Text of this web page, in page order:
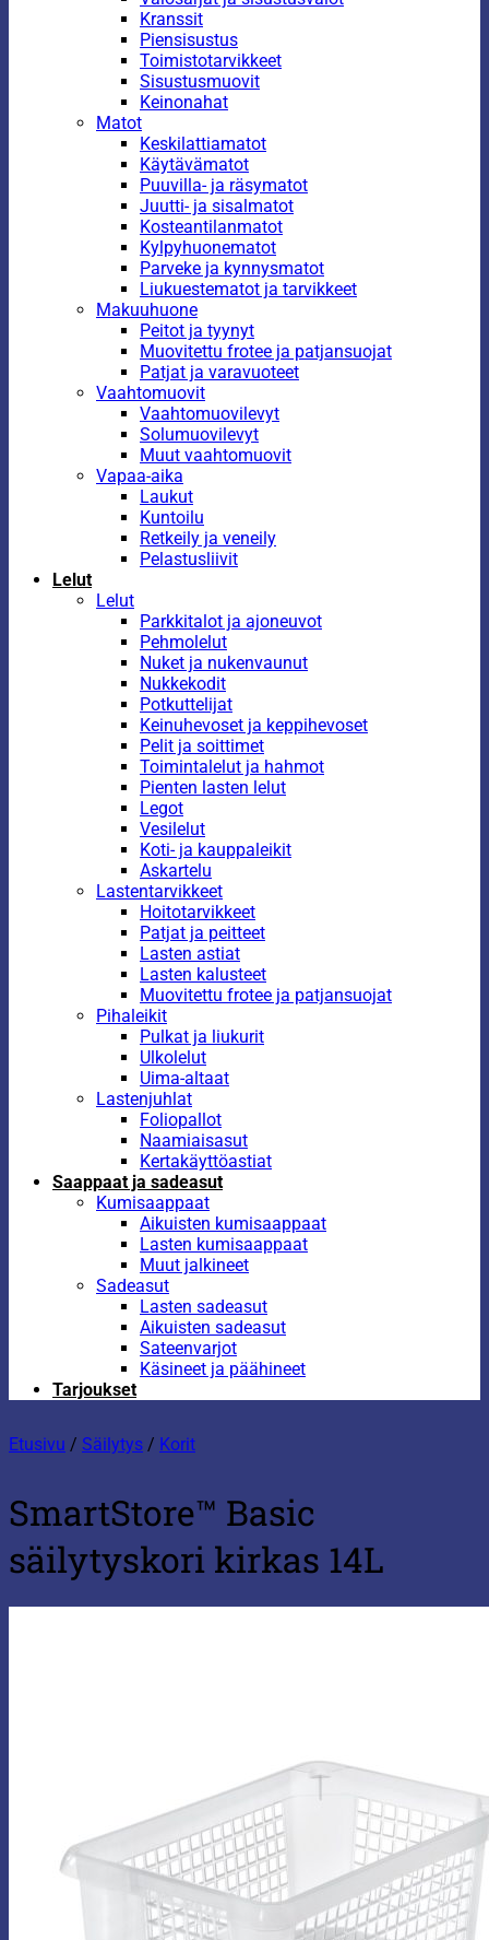
Kranssit
Piensisustus
Toimistotarvikkeet
Sisustusmuovit
Keinonahat
Matot
Keskilattiamatot
Käytävämatot
Puuvilla- ja räsymatot
Juutti- ja sisalmatot
Kosteantilanmatot
Kylpyhuonematot
Parveke ja kynnysmatot
Liukuestematot ja tarvikkeet
Makuuhuone
Peitot ja tyynyt
Muovitettu frotee ja patjansuojat
Patjat ja varavuoteet
Vaahtomuovit
Vaahtomuovilevyt
Solumuovilevyt
Muut vaahtomuovit
Vapaa-aika
Laukut
Kuntoilu
Retkeily ja veneily
Pelastusliivit
Lelut
Lelut
Parkkitalot ja ajoneuvot
Pehmolelut
Nuket ja nukenvaunut
Nukkekodit
Potkuttelijat
Keinuhevoset ja keppihevoset
Pelit ja soittimet
Toimintalelut ja hahmot
Pienten lasten lelut
Legot
Vesilelut
Koti- ja kauppaleikit
Askartelu
Lastentarvikkeet
Hoitotarvikkeet
Patjat ja peitteet
Lasten astiat
Lasten kalusteet
Muovitettu frotee ja patjansuojat
Pihaleikit
Pulkat ja liukurit
Ulkolelut
Uima-altaat
Lastenjuhlat
Foliopallot
Naamiaisasut
Kertakäyttöastiat
Saappaat ja sadeasut
Kumisaappaat
Aikuisten kumisaappaat
Lasten kumisaappaat
Muut jalkineet
Sadeasut
Lasten sadeasut
Aikuisten sadeasut
Sateenvarjot
Käsineet ja päähineet
Tarjoukset
Etusivu / Säilytys / Korit
SmartStore™ Basic
säilytyskori kirkas 14L